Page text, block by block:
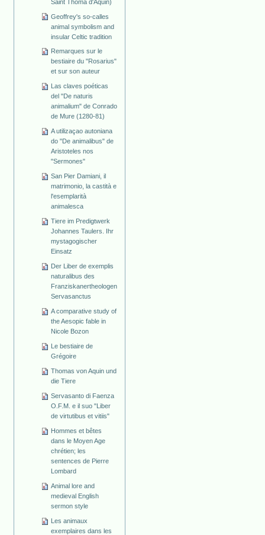
Saint Thoma d'Aquin)
Geoffrey's so-calles
animal symbolism and
insular Celtic tradition
Remarques sur le
bestiaire du "Rosarius"
et sur son auteur
Las claves poéticas
del "De naturis
animalium" de Conrado
de Mure (1280-81)
A utilizaçao autoniana
do "De animalibus" de
Aristoteles nos
"Sermones"
San Pier Damiani, il
matrimonio, la castità e
l'esemplarità
animalesca
Tiere im Predigtwerk
Johannes Taulers. Ihr
mystagogischer
Einsatz
Der Liber de exemplis
naturalibus des
Franziskanertheologen
Servasanctus
A comparative study of
the Aesopic fable in
Nicole Bozon
Le bestiaire de
Grégoire
Thomas von Aquin und
die Tiere
Servasanto di Faenza
O.F.M. e il suo "Liber
de virtutibus et vitiis"
Hommes et bêtes
dans le Moyen Age
chrétien; les
sentences de Pierre
Lombard
Animal lore and
medieval English
sermon style
Les animaux
exemplaires dans les